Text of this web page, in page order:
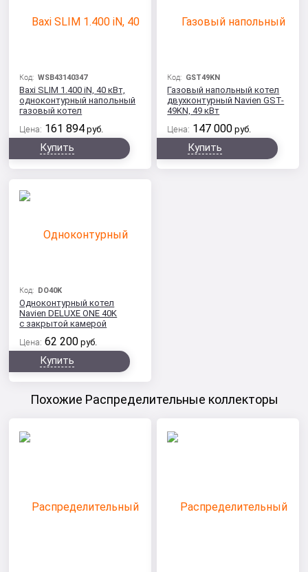
Код:WSB43140347
Baxi SLIM 1.400 iN, 40 кВт,
одноконтурный напольный
газовый котел
Цена: 161 894 руб.
Купить
Код: GST49KN
Газовый напольный котел
двухконтурный Navien GST-
49KN, 49 кВт
Цена: 147 000 руб.
Купить
Код: DO40K
Одноконтурный котел
Navien DELUXE ONE 40K
с закрытой камерой
Цена: 62 200 руб.
Купить
Похожие Распределительные коллекторы